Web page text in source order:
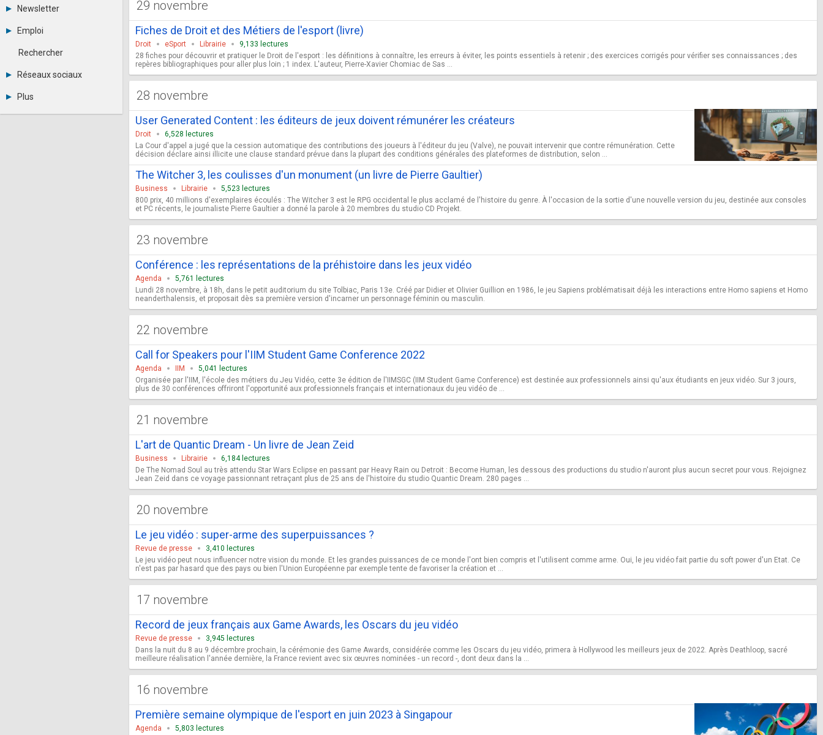
Tous les forums
-
Messages privés
Contacter un modérateur
Newsletter
Archives
Abonnement
Emploi
Consulter les annonces
Observatoire de l'emploi
Rechercher
Réseaux sociaux
LinkedIn
Plus
Annonceurs
29 novembre
Fiches de Droit et des Métiers de l'esport (livre)
Droit eSport Librairie
9,133 lectures
28 fiches pour découvrir et pratiquer le Droit de l'esport : les définitions à connaître, les erreurs à éviter, les points essentiels à retenir ; des exercices corrigés pour vérifier ses connaissances ; des
repères bibliographiques pour aller plus loin ; 1 index. L'auteur, Pierre-Xavier Chomiac de Sas ...
28 novembre
User Generated Content : les éditeurs de jeux doivent rémunérer les créateurs
Droit
6,528 lectures
La Cour d'appel a jugé que la cession automatique des contributions des joueurs à l'éditeur du jeu (Valve), ne pouvait intervenir que contre rémunération. Cette
décision déclare ainsi illicite une clause standard prévue dans la plupart des conditions générales des plateformes de distribution, selon ...
The Witcher 3, les coulisses d'un monument (un livre de Pierre Gaultier)
Business Librairie
5,523 lectures
800 prix, 40 millions d'exemplaires écoulés : The Witcher 3 est le RPG occidental le plus acclamé de l'histoire du genre. À l'occasion de la sortie d'une nouvelle version du jeu, destinée aux consoles
et PC récents, le journaliste Pierre Gaultier a donné la parole à 20 membres du studio CD Projekt.
23 novembre
Conférence : les représentations de la préhistoire dans les jeux vidéo
Agenda
5,761 lectures
Lundi 28 novembre, à 18h, dans le petit auditorium du site Tolbiac, Paris 13e. Créé par Didier et Olivier Guillion en 1986, le jeu Sapiens problématisait déjà les interactions entre Homo sapiens et Homo
neanderthalensis, et proposait dès sa première version d'incarner un personnage féminin ou masculin.
22 novembre
Call for Speakers pour l'IIM Student Game Conference 2022
Agenda IIM
5,041 lectures
Organisée par l'IIM, l'école des métiers du Jeu Vidéo, cette 3e édition de l'IIMSGC (IIM Student Game Conference) est destinée aux professionnels ainsi qu'aux étudiants en jeux vidéo. Sur 3 jours,
plus de 30 conférences offriront l'opportunité aux professionnels français et internationaux du jeu vidéo de ...
21 novembre
L'art de Quantic Dream - Un livre de Jean Zeid
Business Librairie
6,184 lectures
De The Nomad Soul au très attendu Star Wars Eclipse en passant par Heavy Rain ou Detroit : Become Human, les dessous des productions du studio n'auront plus aucun secret pour vous. Rejoignez
Jean Zeid dans ce voyage passionnant retraçant plus de 25 ans de l'histoire du studio Quantic Dream. 280 pages ...
20 novembre
Le jeu vidéo : super-arme des superpuissances ?
Revue de presse
3,410 lectures
Le jeu vidéo peut nous influencer notre vision du monde. Et les grandes puissances de ce monde l'ont bien compris et l'utilisent comme arme. Oui, le jeu vidéo fait partie du soft power d'un Etat. Ce
n'est pas par hasard que des pays ou bien l'Union Européenne par exemple tente de favoriser la création et ...
17 novembre
Record de jeux français aux Game Awards, les Oscars du jeu vidéo
Revue de presse
3,945 lectures
Dans la nuit du 8 au 9 décembre prochain, la cérémonie des Game Awards, considérée comme les Oscars du jeu vidéo, primera à Hollywood les meilleurs jeux de 2022. Après Deathloop, sacré
meilleure réalisation l'année dernière, la France revient avec six œuvres nominées - un record -, dont deux dans la ...
16 novembre
Première semaine olympique de l'esport en juin 2023 à Singapour
Agenda
5,803 lectures